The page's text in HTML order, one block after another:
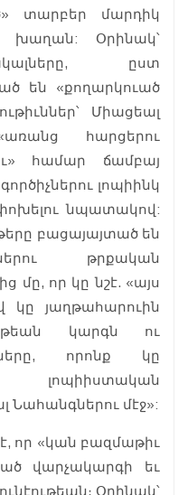
տարբեր մարդիկ
խաղան: Օրինակ՝
ըստ
են «քողարկուած
Միացեալ
հարցերու
համար ճամբայ
լոպիինկ
նպատակով:
բացայայտած են
թրքական
որ կը նշէ. «այս
կը յաղթահարուին
կարգն ու
որոնք կը
Նահանգներու մէջ»:
որ «կան բազմաթիւ
վարչակարգի եւ
Օրինակ՝